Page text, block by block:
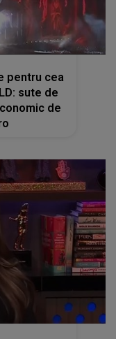
pentru cea
sute de
de